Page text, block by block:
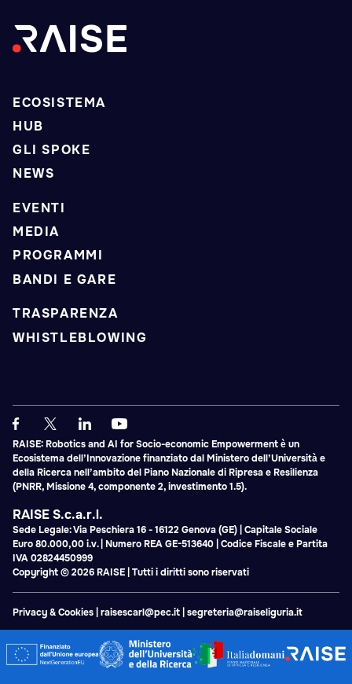
ECOSISTEMA
HUB
GLI SPOKE
NEWS
EVENTI
MEDIA
PROGRAMMI
BANDI E GARE
TRASPARENZA
WHISTLEBLOWING
RAISE: Robotics and AI for Socio-economic Empowerment è un
Ecosistema dell’Innovazione finanziato dal Ministero dell’Università e
della Ricerca nell’ambito del Piano Nazionale di Ripresa e Resilienza
(PNRR, Missione 4, componente 2, investimento 1.5).
RAISE S.c.a.r.l.
Sede Legale: Via Peschiera 16 - 16122 Genova (GE) | Capitale Sociale
Euro 80.000,00 i.v. | Numero REA GE-513640 | Codice Fiscale e Partita
IVA 02824450999
Copyright © 2026 RAISE | Tutti i diritti sono riservati
Privacy & Cookies raisescarl@pec.it segreteria@raiseliguria.it